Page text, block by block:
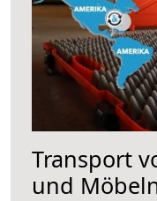
Transport
und